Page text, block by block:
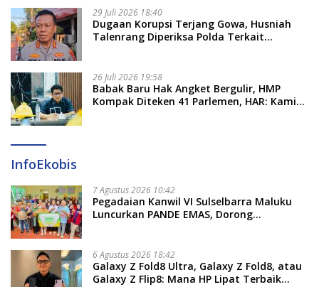
29 Juli 2026 18:40
Dugaan Korupsi Terjang Gowa, Husniah
Talenrang Diperiksa Polda Terkait
26 Juli 2026 19:58
​Babak Baru Hak Angket Bergulir, HMP
Kompak Diteken 41 Parlemen, HAR: Kami
InfoEkobis
7 Agustus 2026 10:42
Pegadaian Kanwil VI Sulselbarra Maluku
Luncurkan PANDE EMAS, Dorong
6 Agustus 2026 18:42
Galaxy Z Fold8 Ultra, Galaxy Z Fold8, atau
Galaxy Z Flip8: Mana HP Lipat Terbaik